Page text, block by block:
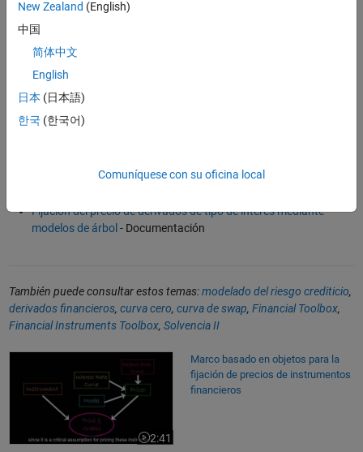
mediante el modelo de Black-Derman-Toy
Referencias de software
Bootstrap de curvas de tipo de interés de datos del mercado de
Fijación del precio de derivados de tipo de interés mediante
modelos de árbol - Documentación
También puede consultar estos temas:modelado del riesgo crediticio,
derivados financieros, curva cero, curva de swap, Financial Toolbox,
Financial Instruments Toolbox, Solvencia II
Marco basado en objetos para la fijación de precios de instrumentos
2:41
Duración del vídeo 2:41
Marco basado en objetos para la
fijación de precios de instrumentos
financieros
New Zealand (English)
中国
简体中文
English
日本 (日本語)
한국 (한국어)
Comuníquese con su oficina local